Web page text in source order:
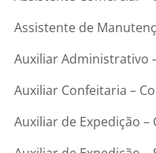
Assistente de
Auxiliar Administrativo
Auxiliar Confeitaria –
Auxiliar de Expedição –